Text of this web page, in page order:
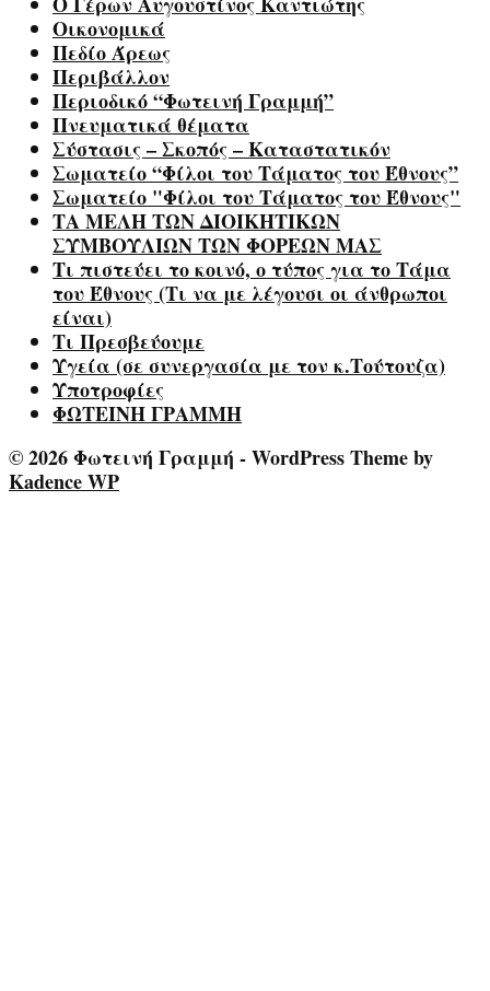
Οικονομικά
Πεδίο Άρεως
Περιβάλλον
Περιοδικό “Φωτεινή Γραμμή”
Πνευματικά θέματα
Σύστασις – Σκοπός – Καταστατικόν
Σωματείο “Φίλοι του Τάματος του Έθνους”
Σωματείο "Φίλοι του Τάματος του Έθνους"
ΤΑ ΜΕΛΗ ΤΩΝ ΔΙΟΙΚΗΤΙΚΩΝ
ΣΥΜΒΟΥΛΙΩΝ ΤΩΝ ΦΟΡΕΩΝ ΜΑΣ
Τι πιστεύει το κοινό, ο τύπος για το Τάμα
του Έθνους (Τι να με λέγουσι οι άνθρωποι
είναι)
Τι Πρεσβεύουμε
Υγεία (σε συνεργασία με τον κ.Τούτουζα)
Υποτροφίες
ΦΩΤΕΙΝΗ ΓΡΑΜΜΗ
© 2026 Φωτεινή Γραμμή - WordPress Theme by
Kadence WP